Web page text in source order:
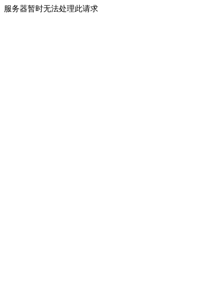
服务器暂时无法处理此请求